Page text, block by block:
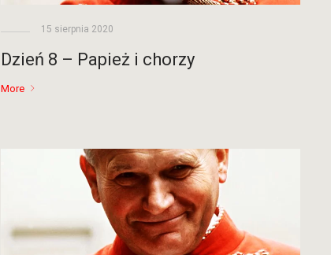
15 sierpnia 2020
Dzień 8 – Papież i chorzy
More